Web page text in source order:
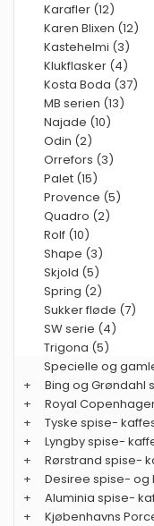
Karafler (12)
Karen Blixen (12)
Kastehelmi (3)
Klukflasker (4)
Kosta Boda (37)
MB serien (13)
Najade (10)
Odin (2)
Orrefors (3)
Palet (15)
Provence (5)
Quadro (2)
Rolf (10)
Shape (3)
Skjold (5)
Spring (2)
Sukker fløde (7)
SW serie (4)
Trigona (5)
Specielle og
+
Bing og Grøndahl
+
Royal
+
Tyske spise-
+
Lyngby spise-
+
Rørstrand spise-
+
Desiree spise- og
+
Aluminia spise-
+
Kjøbenhavns